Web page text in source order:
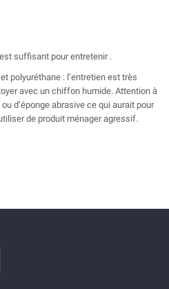
suffisant pour entretenir .
polyuréthane : l’entretien est très
avec un chiffon humide. Attention à
d’éponge abrasive ce qui aurait pour
de produit ménager agressif.